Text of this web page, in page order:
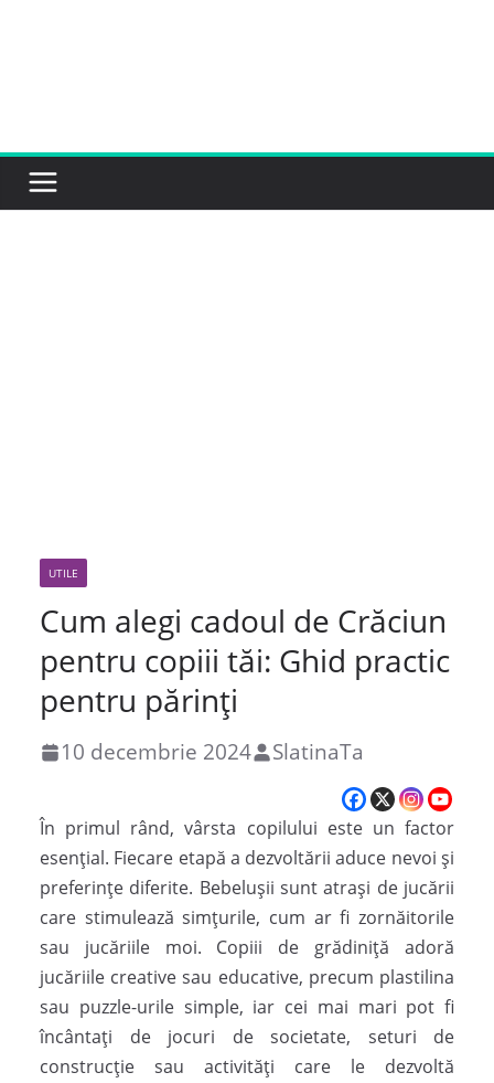
UTILE
Cum alegi cadoul de Crăciun
pentru copiii tăi: Ghid practic
pentru părinți
10 decembrie 2024 SlatinaTa
În primul rând, vârsta copilului este un factor
esențial. Fiecare etapă a dezvoltării aduce nevoi și
preferințe diferite. Bebelușii sunt atrași de jucării
care stimulează simțurile, cum ar fi zornăitorile
sau jucăriile moi. Copiii de grădiniță adoră
jucăriile creative sau educative, precum plastilina
sau puzzle-urile simple, iar cei mai mari pot fi
încântați de jocuri de societate, seturi de
construcție sau activități care le dezvoltă